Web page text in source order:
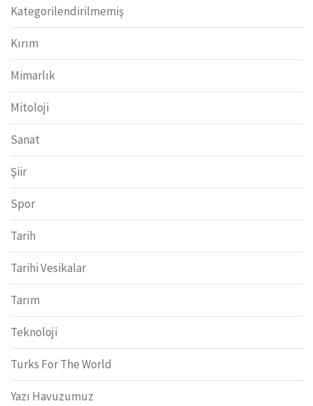
Kategorilendirilmemiş
Kırım
Mimarlık
Mitoloji
Sanat
Şiir
Spor
Tarih
Tarihi Vesikalar
Tarım
Teknoloji
Turks For The World
Yazı Havuzumuz